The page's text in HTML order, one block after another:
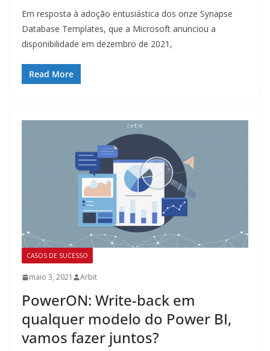
Em resposta à adoção entusiástica dos onze Synapse
Database Templates, que a Microsoft anunciou a
disponibilidade em dezembro de 2021,
Read More
CASOS DE SUCESSO
maio 3, 2021 Arbit
PowerON: Write-back em
qualquer modelo do Power BI,
vamos fazer juntos?